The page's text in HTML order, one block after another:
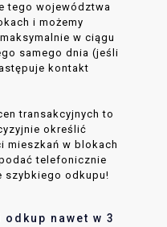
tego województwa
i możemy
w ciągu
samego dnia (jeśli
kontakt
transakcyjnych to
określić
mieszkań w blokach
telefonicznie
szybkiego odkupu!
odkup nawet w 3